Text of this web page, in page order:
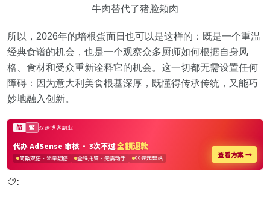
牛肉替代了猪脸颊肉
所以，2026年的培根蛋面日也可以是这样的：既是一个重温
经典食谱的机会，也是一个观察众多厨师如何根据自身风
格、食材和受众重新诠释它的机会。这一切都无需设置任何
障碍：因为意大利美食根基深厚，既懂得传承传统，又能巧
妙地融入创新。
: